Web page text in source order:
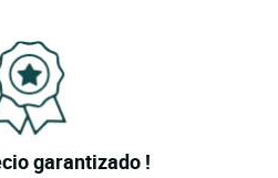
garantizado !